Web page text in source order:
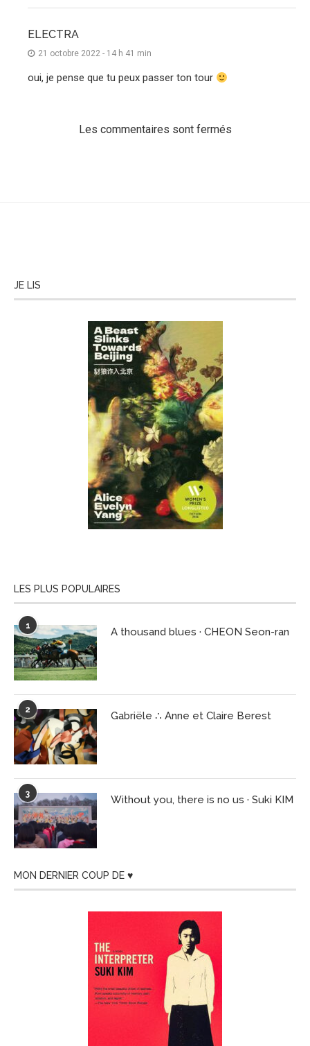
ELECTRA
21 octobre 2022 - 14 h 41 min
oui, je pense que tu peux passer ton tour
Les commentaires sont fermés
JE LIS
LES PLUS POPULAIRES
1 A thousand blues · CHEON Seon-ran
2 Gabriële ∴ Anne et Claire Berest
3 Without you, there is no us · Suki KIM
MON DERNIER COUP DE ♥